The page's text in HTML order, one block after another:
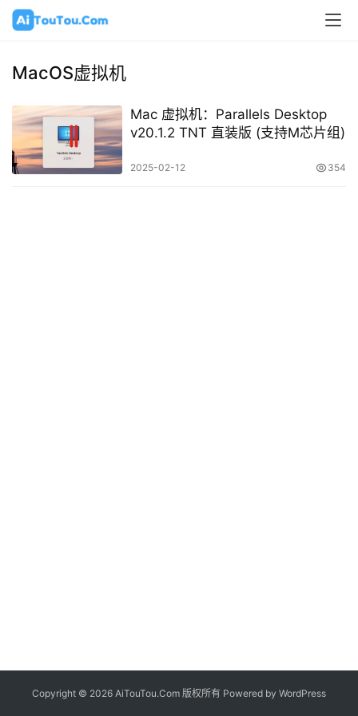
MacOS虚拟机
Mac 虚拟机：Parallels Desktop
v20.1.2 TNT 直装版 (支持M芯片组)
2025-02-12 354
Copyright © 2026 AiTouTou.Com 版权所有 Powered by WordPress